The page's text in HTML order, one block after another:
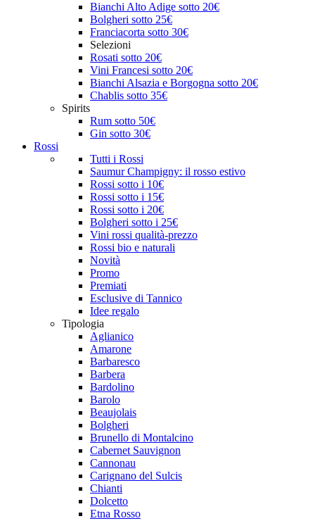
Bianchi Alto Adige sotto 20€
Bolgheri sotto 25€
Franciacorta sotto 30€
Selezioni
Rosati sotto 20€
Vini Francesi sotto 20€
Bianchi Alsazia e Borgogna sotto 20€
Chablis sotto 35€
Spirits
Rum sotto 50€
Gin sotto 30€
Rossi
Tutti i Rossi
Saumur Champigny: il rosso estivo
Rossi sotto i 10€
Rossi sotto i 15€
Rossi sotto i 20€
Bolgheri sotto i 25€
Vini rossi qualità-prezzo
Rossi bio e naturali
Novità
Promo
Premiati
Esclusive di Tannico
Idee regalo
Tipologia
Aglianico
Amarone
Barbaresco
Barbera
Bardolino
Barolo
Beaujolais
Bolgheri
Brunello di Montalcino
Cabernet Sauvignon
Cannonau
Carignano del Sulcis
Chianti
Dolcetto
Etna Rosso